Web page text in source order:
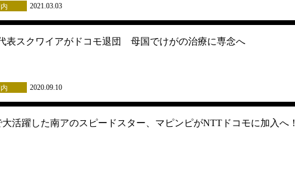
2021.03.03
表スクワイアがドコモ退団 母国でけがの治療に専念へ
2020.09.10
大活躍した南アのスピードスター、マピンピがNTTドコモに加入へ！